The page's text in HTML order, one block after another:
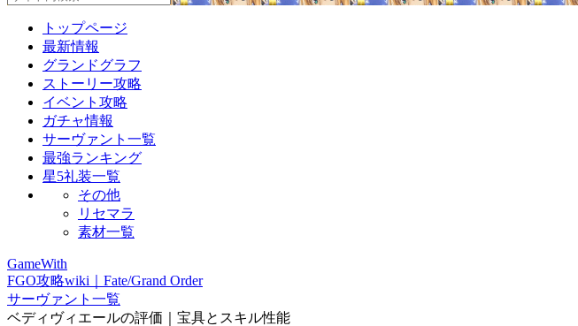
トップページ
最新情報
グランドグラフ
ストーリー攻略
イベント攻略
ガチャ情報
サーヴァント一覧
最強ランキング
星5礼装一覧
その他
リセマラ
素材一覧
GameWith
FGO攻略wiki｜Fate/Grand Order
サーヴァント一覧
ベディヴィエールの評価｜宝具とスキル性能